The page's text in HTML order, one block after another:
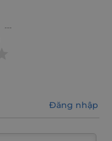
Đăng nhập